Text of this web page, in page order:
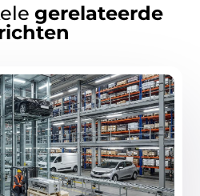
gerelateerde